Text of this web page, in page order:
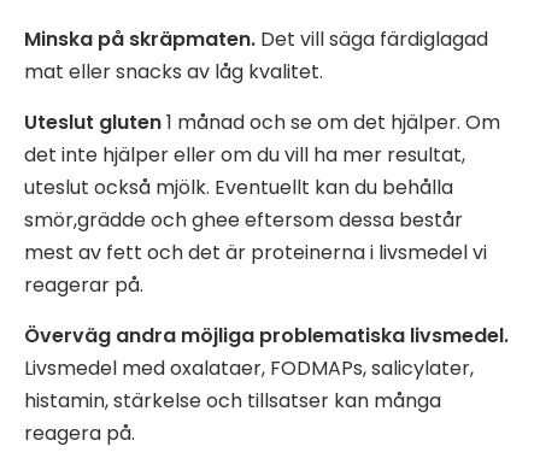
Minska på skräpmaten. Det vill säga färdiglagad
mat eller snacks av låg kvalitet.
Uteslut gluten1 månad och se om det hjälper. Om
det inte hjälper eller om du vill ha mer resultat,
uteslut också mjölk. Eventuellt kan du behålla
smör,grädde och ghee eftersom dessa består
mest av fett och det är proteinerna i livsmedel vi
reagerar på.
Överväg andra möjliga problematiska livsmedel.
Livsmedel med oxalataer, FODMAPs, salicylater,
histamin, stärkelse och tillsatser kan många
reagera på.